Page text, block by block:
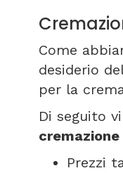
Come
desiderio
per la
Di seguito
Prezzi